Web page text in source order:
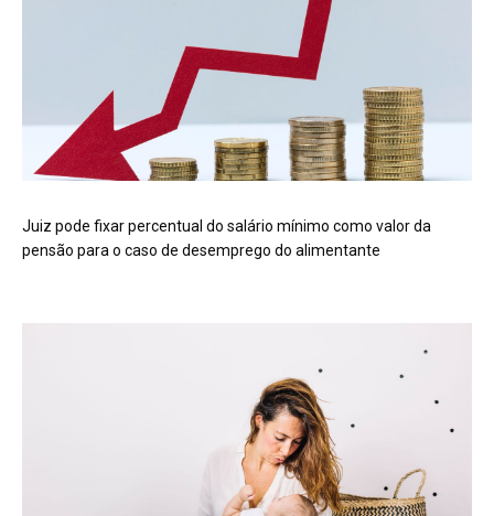
Juiz pode fixar percentual do salário mínimo como valor da
pensão para o caso de desemprego do alimentante